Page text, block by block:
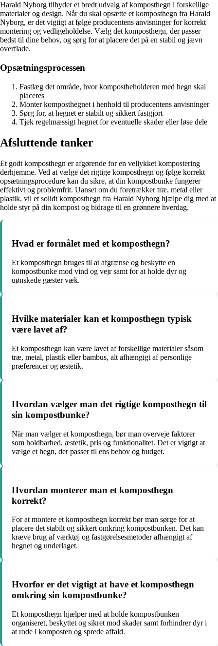
Harald Nyborg tilbyder et bredt udvalg af komposthegn i forskellige
materialer og design. Når du skal opsætte et komposthegn fra Harald
Nyborg, er det vigtigt at følge producentens anvisninger for korrekt
montering og vedligeholdelse. Vælg det komposthegn, der passer
bedst til dine behov, og sørg for at placere det på en stabil og jævn
overflade.
Opsætningsprocessen
Fastlæg det område, hvor kompostbeholderen med hegn skal
placeres
Monter komposthegnet i henhold til producentens anvisninger
Sørg for, at hegnet er stabilt og sikkert fastgjort
Tjek regelmæssigt hegnet for eventuelle skader eller løse dele
Afsluttende tanker
Et godt komposthegn er afgørende for en vellykket kompostering
derhjemme. Ved at vælge det rigtige komposthegn og følge korrekt
opsætningsprocedure kan du sikre, at din kompostbunke fungerer
effektivt og problemfrit. Uanset om du foretrækker træ, metal eller
plastik, vil et solidt komposthegn fra Harald Nyborg hjælpe dig med at
holde styr på din kompost og bidrage til en grønnere hverdag.
Hvad er formålet med et komposthegn?
Et komposthegn bruges til at afgrænse og beskytte en
kompostbunke mod vind og vejr samt for at holde dyr og
uønskede gæster væk.
Hvilke materialer kan et komposthegn typisk
være lavet af?
Et komposthegn kan være lavet af forskellige materialer såsom
træ, metal, plastik eller bambus, alt afhængigt af personlige
præferencer og æstetik.
Hvordan vælger man det rigtige komposthegn til
sin kompostbunke?
Når man vælger et komposthegn, bør man overveje faktorer
som holdbarhed, æstetik, pris og funktionalitet. Det er vigtigt at
vælge et hegn, der passer til ens behov og budget.
Hvordan monterer man et komposthegn
korrekt?
For at montere et komposthegn korrekt bør man sørge for at
placere det stabilt og sikkert omkring kompostbunken. Det kan
kræve brug af værktøj og fastgørelsesmetoder afhængigt af
hegnet og underlaget.
Hvorfor er det vigtigt at have et komposthegn
omkring sin kompostbunke?
Et komposthegn hjælper med at holde kompostbunken
organiseret, beskyttet og sikret mod skader samt forhindrer dyr i
at rode i komposten og sprede affald.